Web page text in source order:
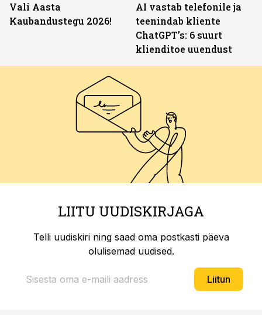
Vali Aasta
Kaubandustegu 2026!
AI vastab telefonile ja
teenindab kliente
ChatGPT’s: 6 suurt
klienditoe uuendust
LIITU UUDISKIRJAGA
Telli uudiskiri ning saad oma postkasti päeva
olulisemad uudised.
Liitun